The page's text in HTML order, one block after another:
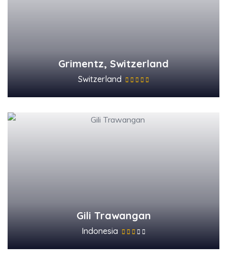
Grimentz, Switzerland
Switzerland
Gili Trawangan
Indonesia